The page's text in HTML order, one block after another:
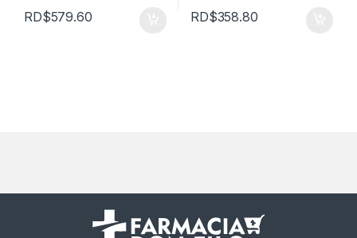
RD$579.60 RD$358.80